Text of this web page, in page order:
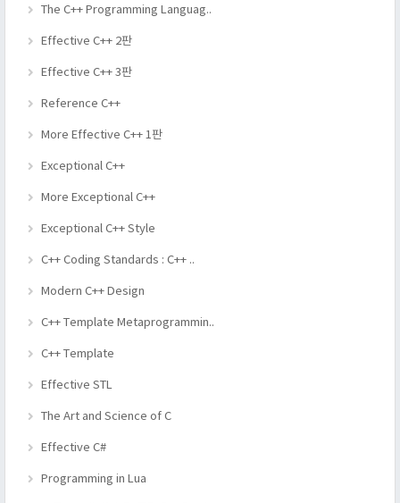
The C++ Programming Languag..
Effective C++ 2판
Effective C++ 3판
Reference C++
More Effective C++ 1판
Exceptional C++
More Exceptional C++
Exceptional C++ Style
C++ Coding Standards : C++ ..
Modern C++ Design
C++ Template Metaprogrammin..
C++ Template
Effective STL
The Art and Science of C
Effective C#
Programming in Lua